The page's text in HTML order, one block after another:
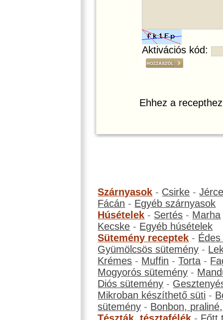
Aktivációs kód:
Ehhez a
Szárnyasok - Csirke -
Fácán - Egyéb szárnyasok
Húsételek - Sertés - Marha
Kecske - Egyéb húsételek
Sütemény receptek -
Gyümölcsös sütemény -
Krémes - Muffin -Torta -
Mogyorós sütemény -
Diós sütemény -
Mikroban készíthető süti -
sütemény - Bonbon,